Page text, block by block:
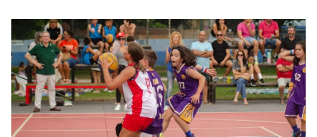
CRIMEN EN A GRANXA